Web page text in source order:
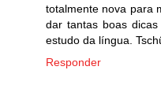
totalmente nova para
dar tantas boas
estudo da língua.
Responder